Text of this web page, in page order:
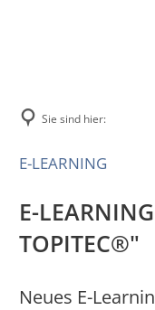
Sie sind hier:
E-LEARNING
E-
TOPITEC®"
Neues E-